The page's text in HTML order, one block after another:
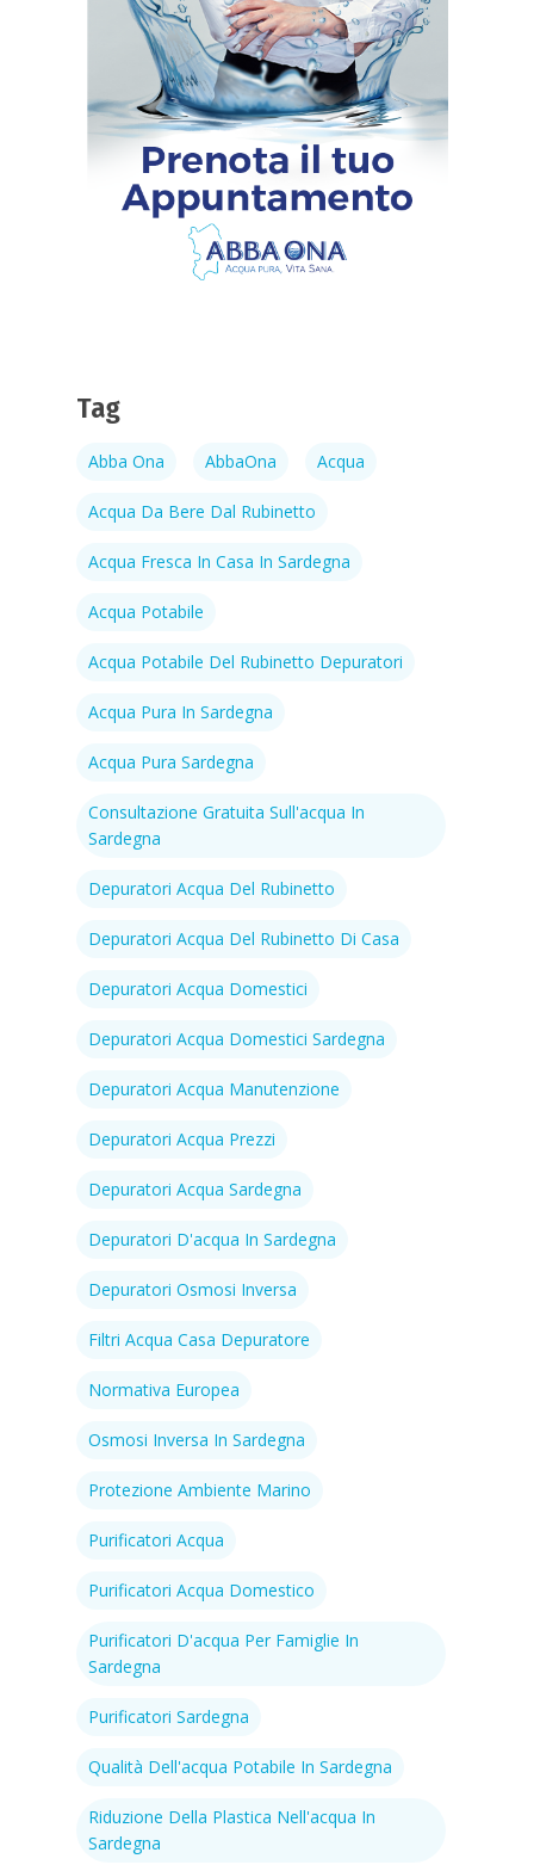
Tag
Abba Ona AbbaOna Acqua
Acqua Da Bere Dal Rubinetto
Acqua Fresca In Casa In Sardegna
Acqua Potabile
Acqua Potabile Del Rubinetto Depuratori
Acqua Pura In Sardegna
Acqua Pura Sardegna
Consultazione Gratuita Sull'acqua In
Sardegna
Depuratori Acqua Del Rubinetto
Depuratori Acqua Del Rubinetto Di Casa
Depuratori Acqua Domestici
Depuratori Acqua Domestici Sardegna
Depuratori Acqua Manutenzione
Depuratori Acqua Prezzi
Depuratori Acqua Sardegna
Depuratori D'acqua In Sardegna
Depuratori Osmosi Inversa
Filtri Acqua Casa Depuratore
Normativa Europea
Osmosi Inversa In Sardegna
Protezione Ambiente Marino
Purificatori Acqua
Purificatori Acqua Domestico
Purificatori D'acqua Per Famiglie In
Sardegna
Purificatori Sardegna
Qualità Dell'acqua Potabile In Sardegna
Riduzione Della Plastica Nell'acqua In
Sardegna